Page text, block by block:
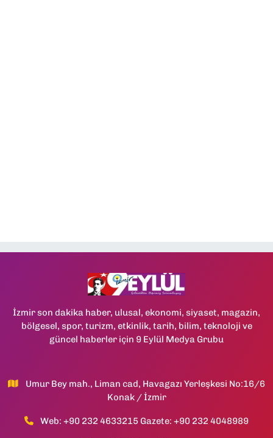
İzmir son dakika haber, ulusal, ekonomi, siyaset, magazin,
bölgesel, spor, turizm, etkinlik, tarih, bilim, teknoloji ve
güncel haberler için 9 Eylül Medya Grubu
Umur Bey mah., Liman cad, Havagazı Yerleşkesi No:16/6
Konak / İzmir
Web: +90 232 4633215 Gazete: +90 232 4048989